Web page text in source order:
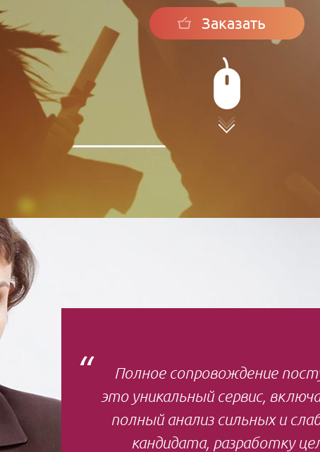
Заказать
Полное сопровождение
это уникальный сервис,
полный анализ сильных и
кандидата, разработку